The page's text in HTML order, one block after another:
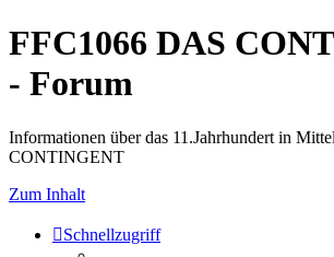
FFC1066 DAS
- Forum
Informationen über das 11.Jahrhundert in
CONTINGENT
Zum Inhalt
Schnellzugriff